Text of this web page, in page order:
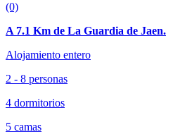
(0)
A 7.1 Km de La Guardia de Jaen.
Alojamiento entero
2 - 8 personas
4 dormitorios
5 camas